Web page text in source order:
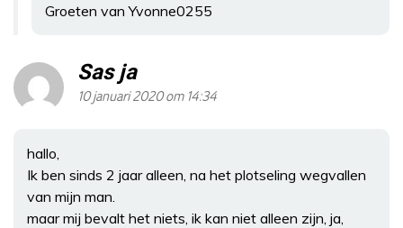
Groeten van Yvonne0255
Sas ja
10 januari 2020 om 14:34
hallo,
Ik ben sinds 2 jaar alleen, na het plotseling wegvallen
van mijn man.
maar mij bevalt het niets, ik kan niet alleen zijn, ja,